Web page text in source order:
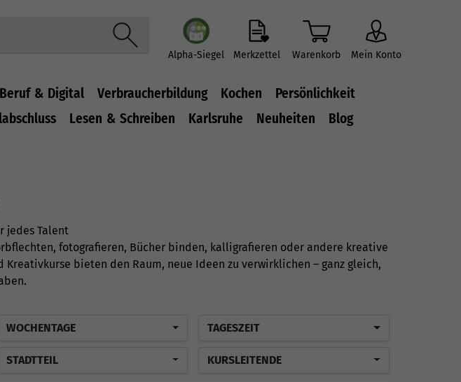
Alpha-Siegel Merkzettel Warenkorb Mein Konto
Beruf & Digital Verbraucherbildung Kochen
Persönlichkeit
Lesen & Schreiben Karlsruhe Neuheiten Blog
jedes Talent
fotografieren, Bücher binden, kalligrafieren oder andere kreative
Kreativkurse bieten den Raum, neue Ideen zu verwirklichen – ganz gleich,
WOCHENTAGE TAGESZEIT
STADTTEIL KURSLEITENDE